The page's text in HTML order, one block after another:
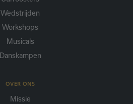
Wedstrijden
Workshops
Musicals
Danskampen
OVER ONS
Missie